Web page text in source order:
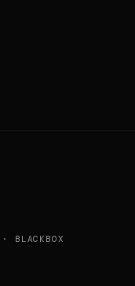
BLACKBOX